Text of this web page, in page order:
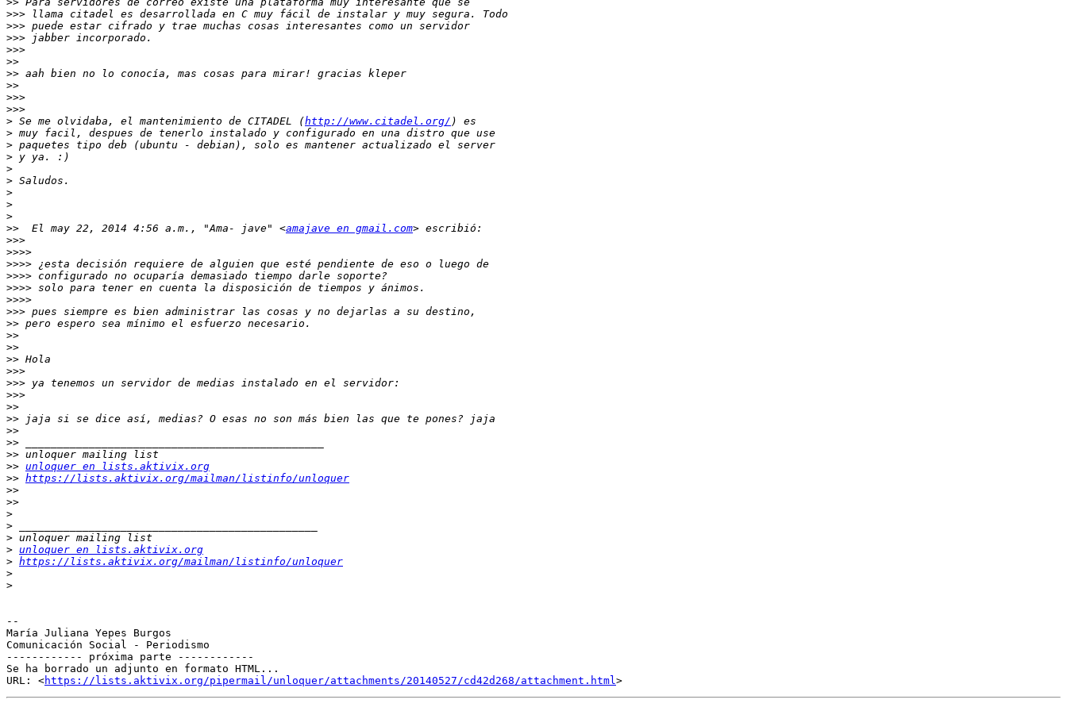
>>>
>>>
>>>
>>>
>>
>>
>>
>>>
>>>
> Se me olvidaba, el mantenimiento de CITADEL (http://www.citadel.org/
>
>
>
>
>
>
>
>
>>
  El may 22, 2014 4:56 a.m., "Ama- jave" <
amajave en gmail.com
>>>
>>>>
>>>>
>>>>
>>>>
>>>>
>>>
>>
>>
>>
>>
>>>
>>>
>>>
>>
>>
>>
>>
>>
>> unloquer en lists.aktivix.org
>> https://lists.aktivix.org/mailman/listinfo/unloquer
>>
>>
>
>
>
> unloquer en lists.aktivix.org
> https://lists.aktivix.org/mailman/listinfo/unloquer
>
>
--
María Juliana Yepes Burgos
Comunicación Social - Periodismo
------------ próxima parte ------------
Se ha borrado un adjunto en formato HTML...
URL: <https://lists.aktivix.org/pipermail/unloquer/attachments/20140527/cd42d268/attachment.html